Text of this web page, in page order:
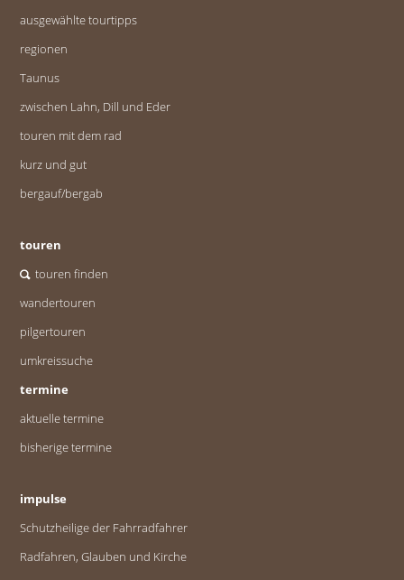
ausgewählte tourtipps
regionen
Taunus
zwischen Lahn, Dill und Eder
touren mit dem rad
kurz und gut
bergauf/bergab
touren
touren finden
wandertouren
pilgertouren
umkreissuche
termine
aktuelle termine
bisherige termine
impulse
Schutzheilige der Fahrradfahrer
Radfahren, Glauben und Kirche